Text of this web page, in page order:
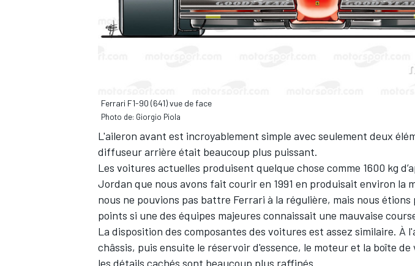
Ferrari F1-90 (641) vue de face
Photo de: Giorgio Piola
L'aileron avant est incroyablement simple avec seulement deux
diffuseur arrière était beaucoup plus puissant.
Les voitures actuelles produisent quelque chose comme 1600 kg
Jordan que nous avons fait courir en 1991 en produisait environ la
nous ne pouvions pas battre Ferrari à la régulière, mais nous
points si une des équipes majeures connaissait une mauvaise
La disposition des composantes des voitures est assez similaire. À
châssis, puis ensuite le réservoir d'essence, le moteur et la boîte
les détails cachés sont beaucoup plus raffinés.